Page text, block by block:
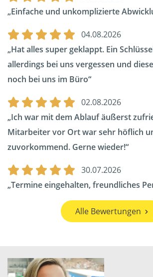
Einfache und unkomplizierte
04.08.2026
Hat alles super geklappt. Ein
allerdings bei uns vergessen und
noch bei uns im Büro
02.08.2026
Ich war mit dem Ablauf äußerst
Mitarbeiter vor Ort war sehr höflich
zuvorkommend. Gerne wieder!
30.07.2026
Termine eingehalten, freundliches
Alle Bewertungen